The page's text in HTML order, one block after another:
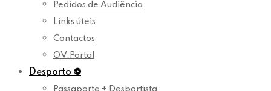
Pedidos de Audiência
Links úteis
Contactos
OV.Portal
Desporto ⚽
Passaporte + Desportista